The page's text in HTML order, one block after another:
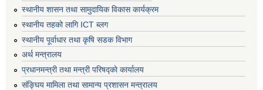
स्थानीय शासन तथा सामुदायिक विकास कार्यक्रम
स्थानीय तहको लागि ICT ब्लग
स्थानीय पूर्वाधार तथा कृषि सडक विभाग
अर्थ मन्त्रालय
प्रधानमन्त्री तथा मन्त्री परिषद्काे कार्यालय
संङ्घिय मामिला तथा सामान्य प्रशासन मन्त्रालय